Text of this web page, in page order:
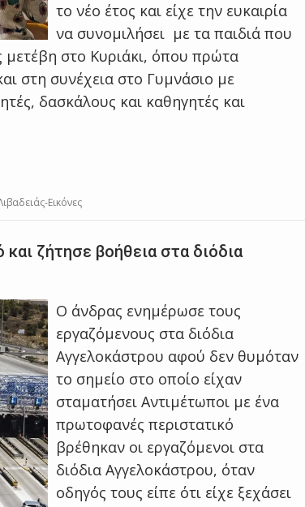
το νέο έτος και είχε την ευκαιρία
να συνομιλήσει με τα παιδιά που
μετέβη στο Κυριάκι, όπου πρώτα
στη συνέχεια στο Γυμνάσιο με
δασκάλους και καθηγητές και
Εικόνες
ζήτησε βοήθεια στα διόδια
Ο άνδρας ενημέρωσε τους
εργαζόμενους στα διόδια
Αγγελοκάστρου αφού δεν θυμόταν
το σημείο στο οποίο είχαν
σταματήσει Αντιμέτωποι με ένα
πρωτοφανές περιστατικό
βρέθηκαν οι εργαζόμενοι στα
διόδια Αγγελοκάστρου, όταν
οδηγός τους είπε ότι είχε ξεχάσει